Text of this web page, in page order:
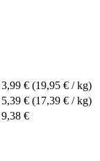
3,99 € (19,95 € / kg)
5,39 € (17,39 € / kg)
9,38 €